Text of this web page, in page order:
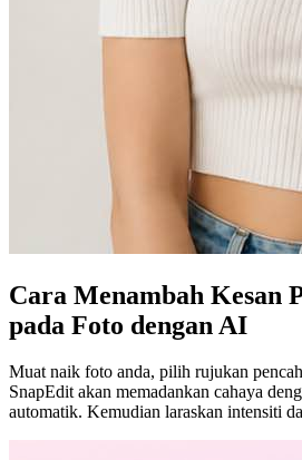
Cara Menambah Kesan
pada Foto dengan AI
Muat naik foto anda, pilih rujukan
SnapEdit akan memadankan cahaya
automatik. Kemudian laraskan intensiti